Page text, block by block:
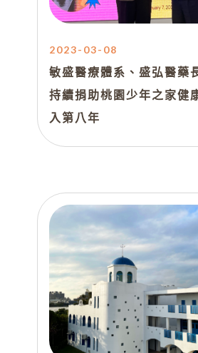
2023-03-08
敏盛醫療體系、盛弘醫藥
持續捐助桃園少年之家健
入第八年